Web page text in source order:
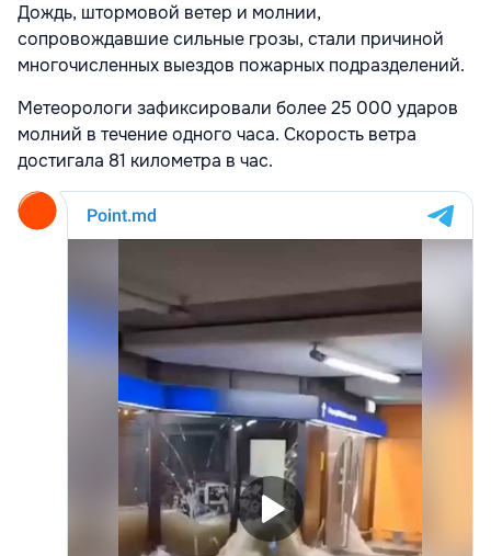
Дождь, штормовой ветер и молнии,
сопровождавшие сильные грозы, стали причиной
многочисленных выездов пожарных подразделений.
Метеорологи зафиксировали более 25 000 ударов
молний в течение одного часа. Скорость ветра
достигала 81 километра в час.